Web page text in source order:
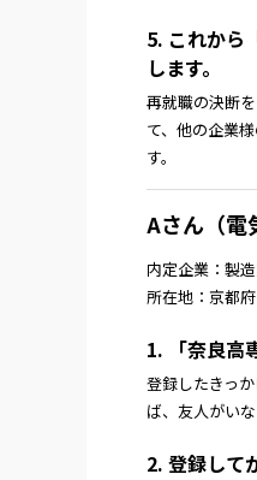
5. これから
します。
再就職の決断
て、他の企業
す。
Aさん（電
内定企業：製
所在地：京都府
1. 「奈良高
登録したきっ
ば、友人がい
2. 登録して